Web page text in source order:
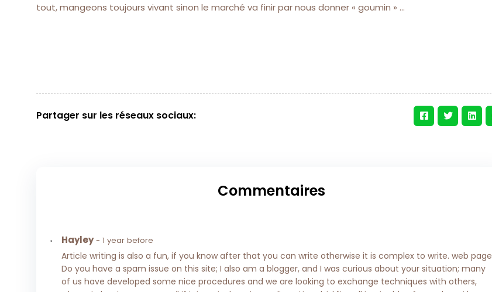
tout, mangeons toujours vivant sinon le marché va finir par nous donner « goumin » …
Partager sur les réseaux sociaux:
Commentaires
Hayley - 1 year before
Article writing is also a fun, if you know after that you can write otherwise it is complex to write. web page
Do you have a spam issue on this site; I also am a blogger, and I was curious about your situation; many
of us have developed some nice procedures and we are looking to exchange techniques with others,